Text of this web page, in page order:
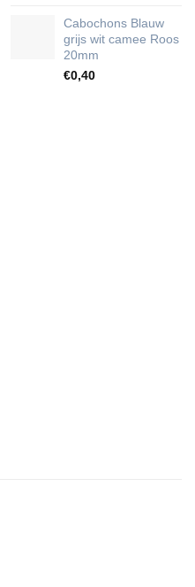
Cabochons Blauw
grijs wit camee Roos
20mm
€0,40